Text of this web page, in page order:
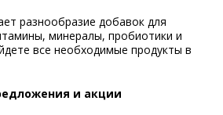
разнообразие добавок для
минералы, пробиотики и
все необходимые продукты в
и акции